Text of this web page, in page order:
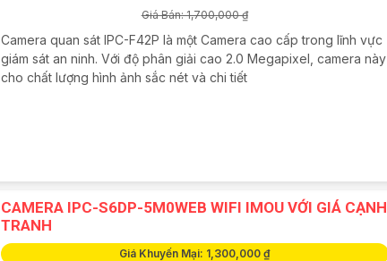
Giá Bán: 1,700,000 ₫
Camera quan sát IPC-F42P là một Camera cao cấp trong lĩnh vực
giám sát an ninh. Với độ phân giải cao 2.0 Megapixel, camera này
cho chất lượng hình ảnh sắc nét và chi tiết
CAMERA IPC-S6DP-5M0WEB WIFI IMOU VỚI GIÁ CẠNH
TRANH
Giá Khuyến Mại: 1,300,000 ₫